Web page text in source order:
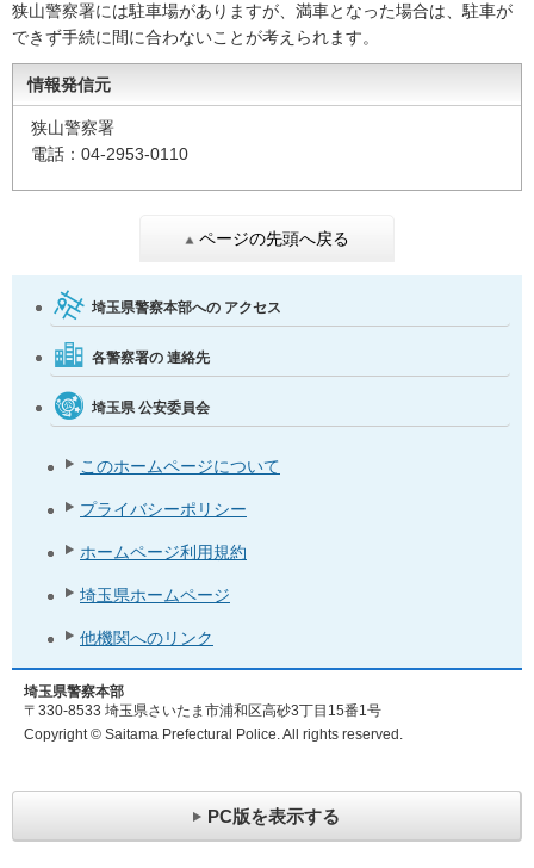
狭山警察署には駐車場がありますが、満車となった場合は、駐車が
できず手続に間に合わないことが考えられます。
情報発信元
狭山警察署
電話：04-2953-0110
ページの先頭へ戻る
埼玉県警察本部への アクセス
各警察署の 連絡先
埼玉県 公安委員会
このホームページについて
プライバシーポリシー
ホームページ利用規約
埼玉県ホームページ
他機関へのリンク
埼玉県警察本部
〒330-8533 埼玉県さいたま市浦和区高砂3丁目15番1号
Copyright © Saitama Prefectural Police. All rights reserved.
PC版を表示する